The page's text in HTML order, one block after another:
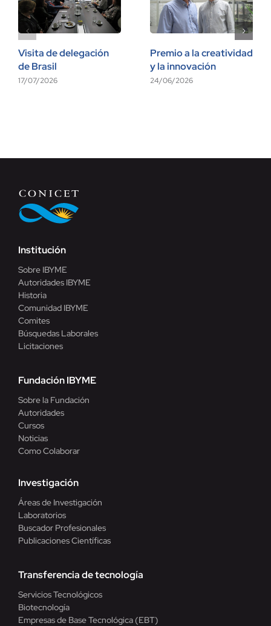
Visita de delegación
de Brasil
17/07/2026
Premio a la creatividad
y la innovación
24/06/2026
Institución
Sobre IBYME
Autoridades IBYME
Historia
Comunidad IBYME
Comites
Búsquedas Laborales
Licitaciones
Fundación IBYME
Sobre la Fundación
Autoridades
Cursos
Noticias
Como Colaborar
Investigación
Áreas de Investigación
Laboratorios
Buscador Profesionales
Publicaciones Científicas
Transferencia de tecnología
Servicios Tecnológicos
Biotecnología
Empresas de Base Tecnológica (EBT)